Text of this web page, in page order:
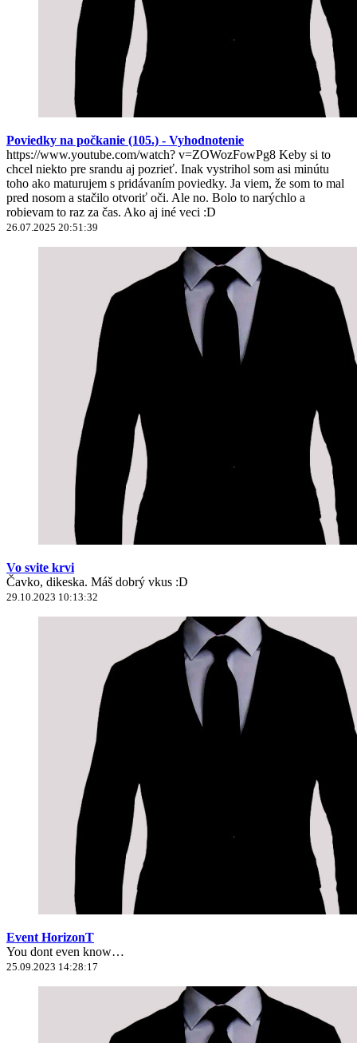
Poviedky na počkanie (105.) - Vyhodnotenie
https://www.youtube.com/watch? v=ZOWozFowPg8 Keby si to
chcel niekto pre srandu aj pozrieť. Inak vystrihol som asi minútu
toho ako maturujem s pridávaním poviedky. Ja viem, že som to mal
pred nosom a stačilo otvoriť oči. Ale no. Bolo to narýchlo a
robievam to raz za čas. Ako aj iné veci :D
26.07.2025 20:51:39
Vo svite krvi
Čavko, dikeska. Máš dobrý vkus :D
29.10.2023 10:13:32
Event HorizonT
You dont even know…
25.09.2023 14:28:17